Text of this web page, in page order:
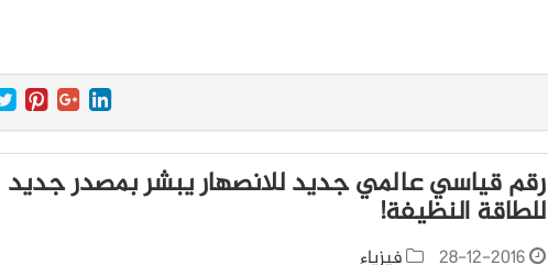
رقم قياسي عالمي جديد للانصهار يبشر بمصدر جديد
للطاقة النظيفة!
28-12-2016 فيزياء